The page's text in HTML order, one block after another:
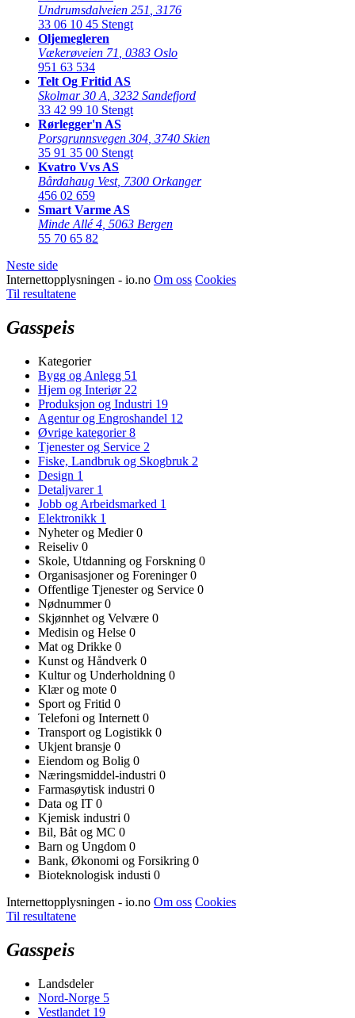
Undrumsdalveien 251 3176
33 06 10 45 Stengt
Oljemegleren
Vækerøveien 71 0383 Oslo
951 63 534
Telt Og Fritid AS
Skolmar 30 A 3232 Sandefjord
33 42 99 10 Stengt
Rørlegger'n AS
Porsgrunnsvegen 304 3740 Skien
35 91 35 00 Stengt
Kvatro Vvs AS
Bårdahaug Vest, 7300 Orkanger
456 02 659
Smart Varme AS
Minde Allé 4 5063 Bergen
55 70 65 82
Neste side
Internettopplysningen - io.no Om oss Cookies
Til resultatene
Gasspeis
Kategorier
Bygg og Anlegg 51
Hjem og Interiør 22
Produksjon og Industri 19
Agentur og Engroshandel 12
Øvrige kategorier8
Tjenester og Service 2
Fiske, Landbruk og Skogbruk 2
Design 1
Detaljvarer 1
Jobb og Arbeidsmarked 1
Elektronikk 1
Nyheter og Medier0
Reiseliv 0
Skole, Utdanning og Forskning 0
Organisasjoner og Foreninger0
Offentlige Tjenester og Service 0
Nødnummer0
Skjønnhet og Velvære 0
Medisin og Helse 0
Mat og Drikke 0
Kunst og Håndverk 0
Kultur og Underholdning 0
Klær og mote 0
Sport og Fritid 0
Telefoni og Internett 0
Transport og Logistikk 0
Ukjent bransje 0
Eiendom og Bolig 0
Næringsmiddel-industri 0
Farmasøytisk industri 0
Data og IT 0
Kjemisk industri 0
Bil, Båt og MC 0
Barn og Ungdom 0
Bank, Økonomi og Forsikring 0
Bioteknologisk industi 0
Internettopplysningen - io.no Om oss Cookies
Til resultatene
Gasspeis
Landsdeler
Nord-Norge 5
Vestlandet 19